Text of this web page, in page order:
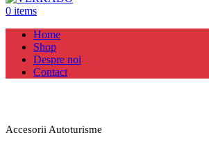
0 items
Home
Shop
Despre noi
Contact
Accesorii Autoturisme